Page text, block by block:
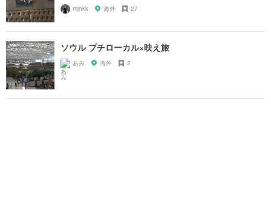
mjnkk 海外 27
ソウル プチローカル×映え旅
あみ 海外 2